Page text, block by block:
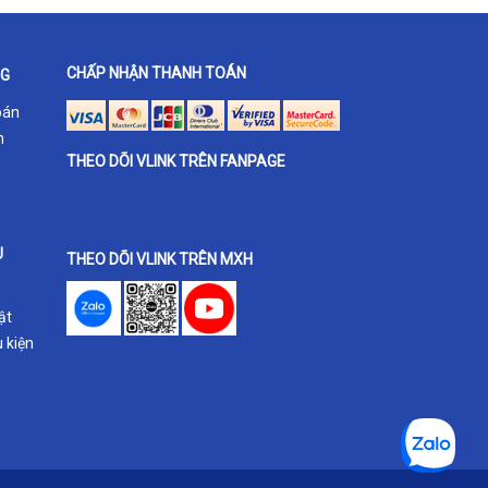
kiện
CHẤP NHẬN THANH TOÁN
THEO DÕI VLINK TRÊN FANPAGE
THEO DÕI VLINK TRÊN MXH